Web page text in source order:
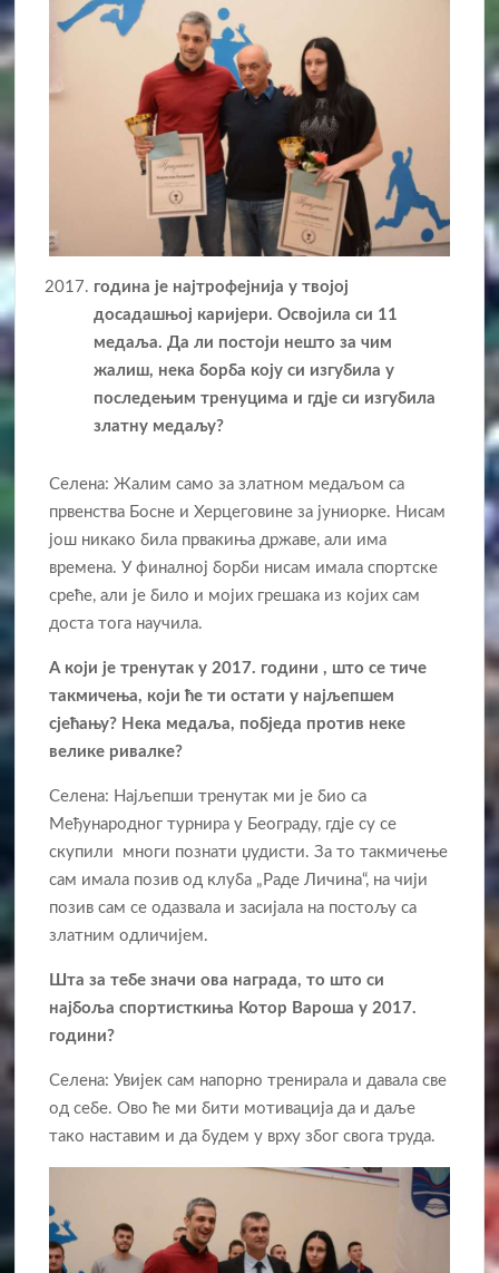
година је најтрофејнија у твојој
досадашњој каријери. Освојила си 11
медаља. Да ли постоји нешто за чим
жалиш, нека борба коју си изгубила у
последењим тренуцима и гдје си изгубила
златну медаљу?
Селена: Жалим само за златном медаљом са
првенства Босне и Херцеговине за јуниорке. Нисам
још никако била првакиња државе, али има
времена. У финалној борби нисам имала спортске
среће, али је било и мојих грешака из којих сам
доста тога научила.
А који је тренутак у 2017. години , што се тиче
такмичења, који ће ти остати у најљепшем
сјећању? Нека медаља, побједа против неке
велике ривалке?
Селена: Најљепши тренутак ми је био са
Међународног турнира у Београду, гдје су се
скупили многи познати џудисти. За то такмичење
сам имала позив од клуба „Раде Личина“, на чији
позив сам се одазвала и засијала на постољу са
златним одличијем.
Шта за тебе значи ова награда, то што си
најбоља спортисткиња Котор Вароша у 2017.
години?
Селена: Увијек сам напорно тренирала и давала све
од себе. Ово ће ми бити мотивација да и даље
тако наставим и да будем у врху због свога труда.